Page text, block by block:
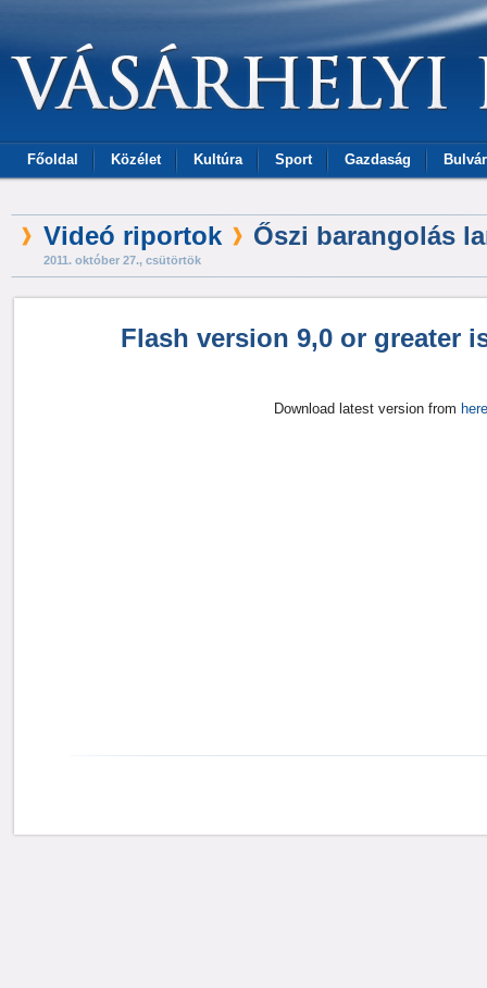
Főoldal Közélet Kultúra Sport Gazdaság Bulvár
Videó riportok Őszi barangolás
2011. október 27., csütörtök
Flash version 9,0 or greater
Download latest version from